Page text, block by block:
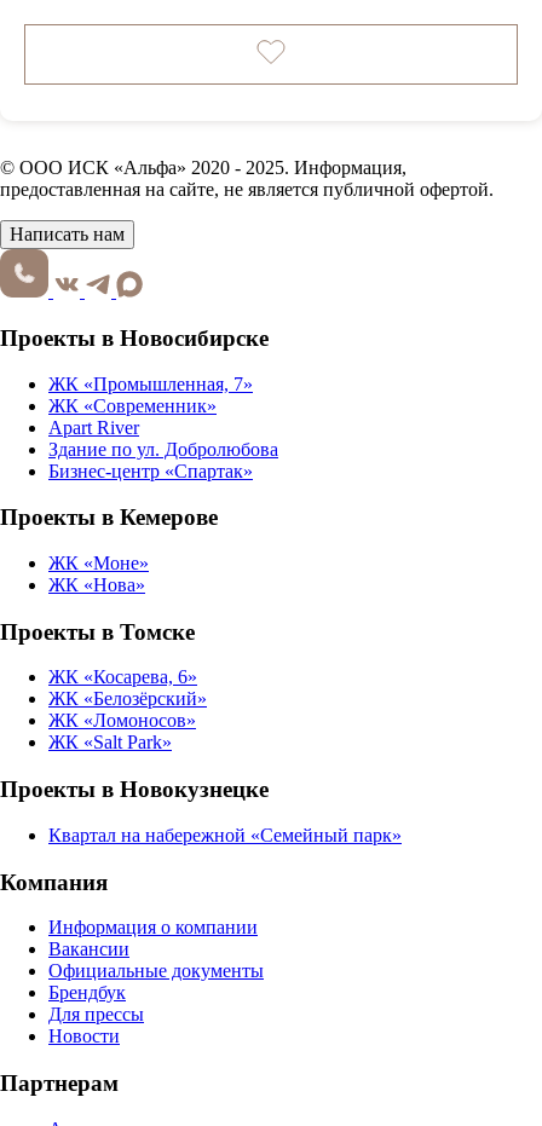
© ООО ИСК «Альфа» 2020 - 2025. Информация,
предоставленная на сайте, не является публичной офертой.
Написать нам
Проекты в Новосибирске
ЖК «Промышленная, 7»
ЖК «Современник»
Apart River
Здание по ул. Добролюбова
Бизнес-центр «Спартак»
Проекты в Кемерове
ЖК «Моне»
ЖК «Нова»
Проекты в Томске
ЖК «Косарева, 6»
ЖК «Белозёрский»
ЖК «Ломоносов»
ЖК «Salt Park»
Проекты в Новокузнецке
Квартал на набережной «Семейный парк»
Компания
Информация о компании
Вакансии
Официальные документы
Брендбук
Для прессы
Новости
Партнерам